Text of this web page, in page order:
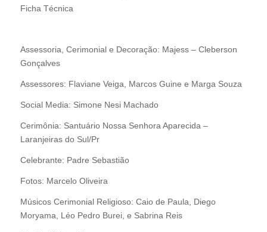
Ficha Técnica
Assessoria, Cerimonial e Decoração: Majess – Cleberson
Gonçalves
Assessores: Flaviane Veiga, Marcos Guine e Marga Souza
Social Media: Simone Nesi Machado
Cerimônia: Santuário Nossa Senhora Aparecida –
Laranjeiras do Sul/Pr
Celebrante: Padre Sebastião
Fotos: Marcelo Oliveira
Músicos Cerimonial Religioso: Caio de Paula, Diego
Moryama, Léo Pedro Burei, e Sabrina Reis